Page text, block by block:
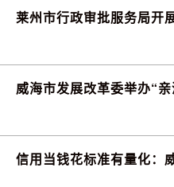
莱州市行政审批服务局开
威海市发展改革委举办“
信用当钱花标准有量化：